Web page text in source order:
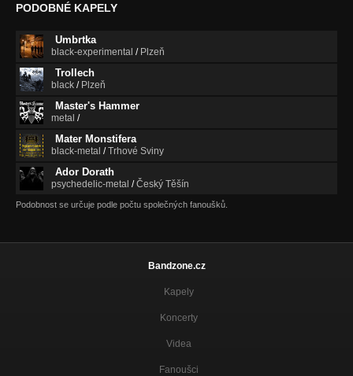
PODOBNÉ KAPELY
Umbrtka
black-experimental / Plzeň
Trollech
black / Plzeň
Master's Hammer
metal /
Mater Monstifera
black-metal /Trhové Sviny
Ador Dorath
psychedelic-metal /Český Těšín
Podobnost se určuje podle počtu společných fanoušků.
Bandzone.cz
Kapely
Koncerty
Videa
Fanoušci